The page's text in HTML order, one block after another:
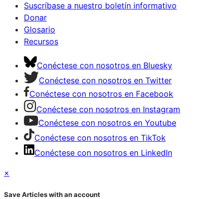
Suscríbase a nuestro boletín informativo
Donar
Glosario
Recursos
Conéctese con nosotros en Bluesky
Conéctese con nosotros en Twitter
Conéctese con nosotros en Facebook
Conéctese con nosotros en Instagram
Conéctese con nosotros en Youtube
Conéctese con nosotros en TikTok
Conéctese con nosotros en LinkedIn
×
Save Articles with an account